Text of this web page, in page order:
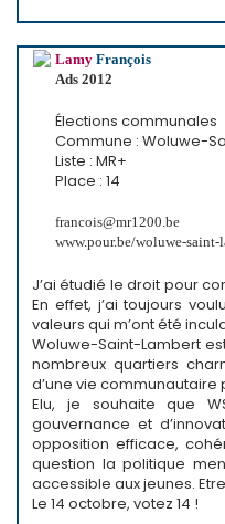
Lamy François
Ads 2012
Élections communales
Commune : Woluwe-
Liste : MR+
Place : 14
francois@mr1200.be
www.pour.be/woluwe-saint-
J’ai étudié le droit pour
En effet, j’ai toujours
valeurs qui m’ont été
Woluwe-Saint-Lambert
nombreux quartiers
d’une vie communautaire
Elu, je souhaite que
gouvernance et
opposition efficace,
question la politique
accessible aux jeunes.
Le 14 octobre, votez 14 !